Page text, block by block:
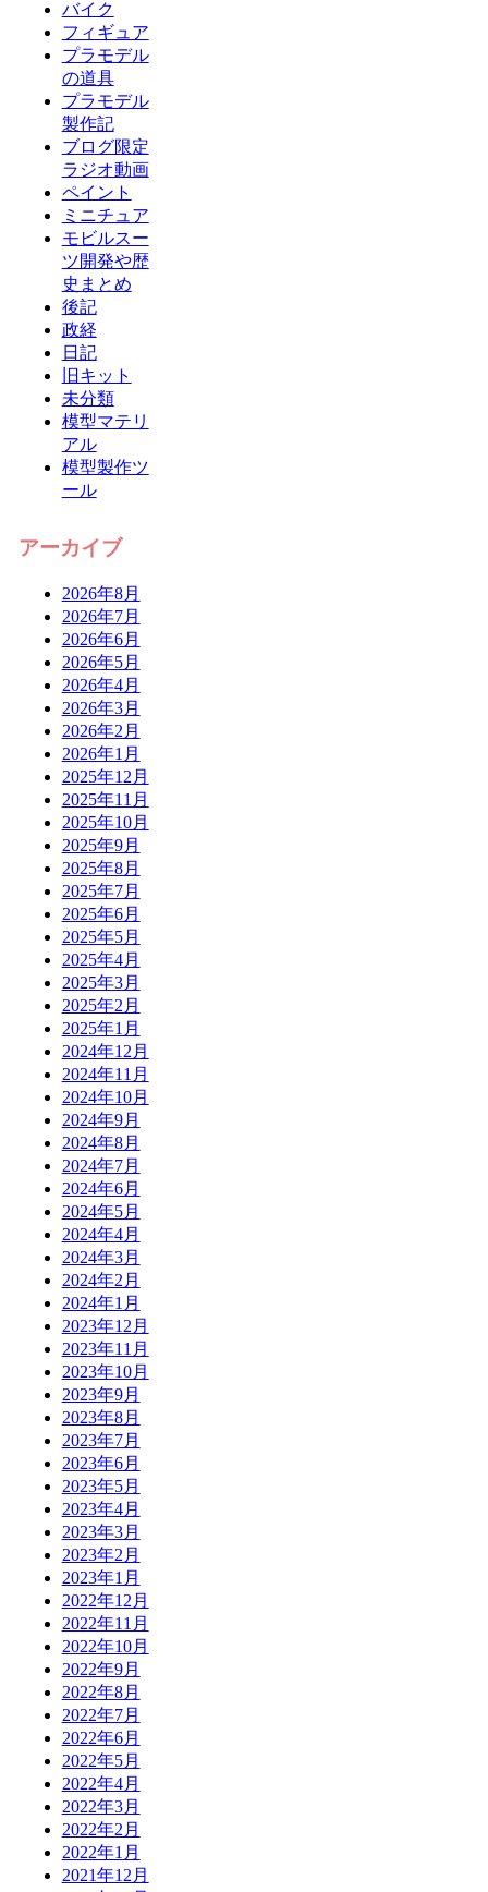
バイク
フィギュア
プラモデル
の道具
プラモデル
製作記
ブログ限定
ラジオ動画
ペイント
ミニチュア
モビルスー
ツ開発や歴
史まとめ
後記
政経
日記
旧キット
未分類
模型マテリ
アル
模型製作ツ
ール
アーカイブ
2026年8月
2026年7月
2026年6月
2026年5月
2026年4月
2026年3月
2026年2月
2026年1月
2025年12月
2025年11月
2025年10月
2025年9月
2025年8月
2025年7月
2025年6月
2025年5月
2025年4月
2025年3月
2025年2月
2025年1月
2024年12月
2024年11月
2024年10月
2024年9月
2024年8月
2024年7月
2024年6月
2024年5月
2024年4月
2024年3月
2024年2月
2024年1月
2023年12月
2023年11月
2023年10月
2023年9月
2023年8月
2023年7月
2023年6月
2023年5月
2023年4月
2023年3月
2023年2月
2023年1月
2022年12月
2022年11月
2022年10月
2022年9月
2022年8月
2022年7月
2022年6月
2022年5月
2022年4月
2022年3月
2022年2月
2022年1月
2021年12月